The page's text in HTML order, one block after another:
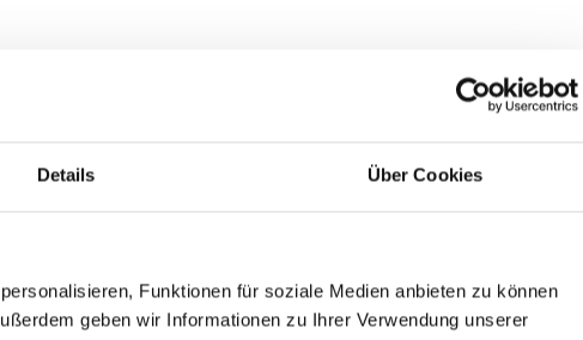
Details Über Cookies
Funktionen für soziale Medien anbieten zu können
geben wir Informationen zu Ihrer Verwendung unserer